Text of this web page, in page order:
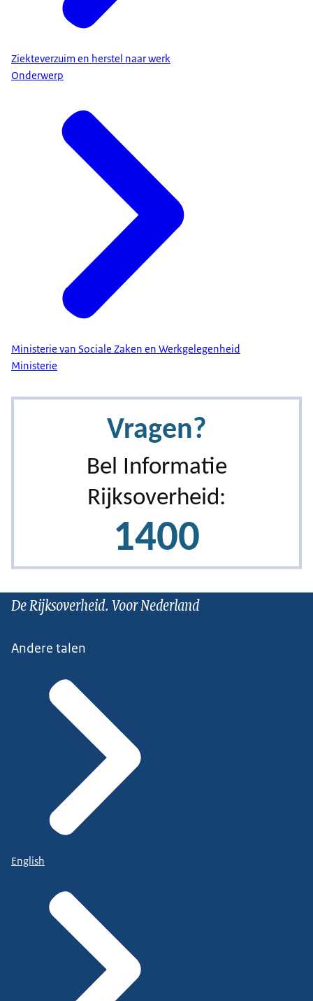
Ziekteverzuim en herstel naar werk
Onderwerp
Ministerie van Sociale Zaken en Werkgelegenheid
Ministerie
De Rijksoverheid. Voor Nederland
Andere talen
English